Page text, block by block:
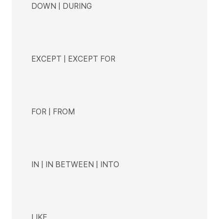
DOWN | DURING
EXCEPT | EXCEPT FOR
FOR | FROM
IN | IN BETWEEN | INTO
LIKE